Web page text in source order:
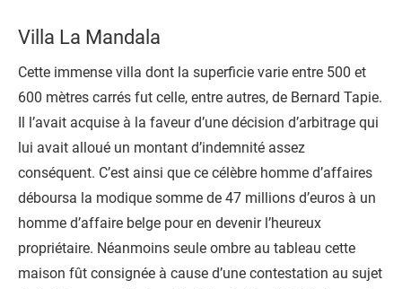
Villa La Mandala
Cette immense villa dont la superficie varie entre 500 et
600 mètres carrés fut celle, entre autres, de Bernard Tapie.
Il l’avait acquise à la faveur d’une décision d’arbitrage qui
lui avait alloué un montant d’indemnité assez
conséquent. C’est ainsi que ce célèbre homme d’affaires
déboursa la modique somme de 47 millions d’euros à un
homme d’affaire belge pour en devenir l’heureux
propriétaire. Néanmoins seule ombre au tableau cette
maison fût consignée à cause d’une contestation au sujet